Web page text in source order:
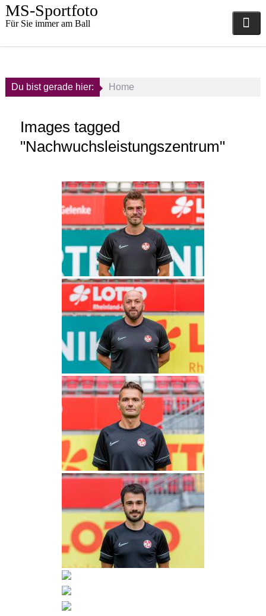
Skip
toMS-Sportfoto
Für Sie immer am Ball
Du bist gerade hier: Home
Images tagged
"Nachwuchsleistungszentrum"